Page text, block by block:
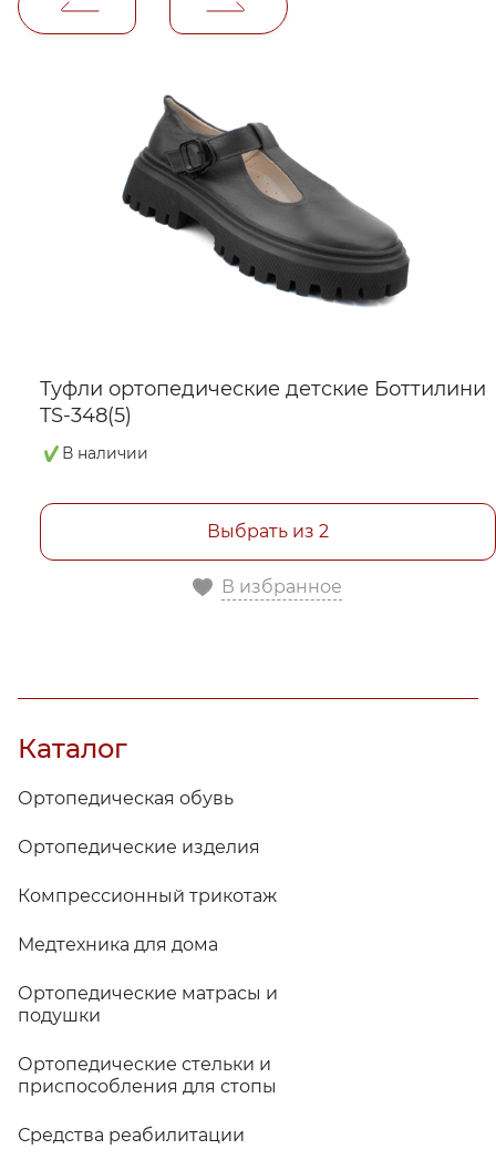
Туфли ортопедические детские Боттилини
TS-348(5)
В наличии
Выбрать из 2
В избранное
Каталог
Ортопедическая обувь
Ортопедические изделия
Компрессионный трикотаж
Медтехника для дома
Ортопедические матрасы и
подушки
Ортопедические стельки и
приспособления для стопы
Средства реабилитации